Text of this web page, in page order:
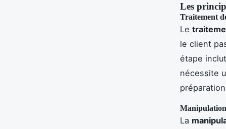
Les
Traitement
Le
le client
étape
nécessite
La